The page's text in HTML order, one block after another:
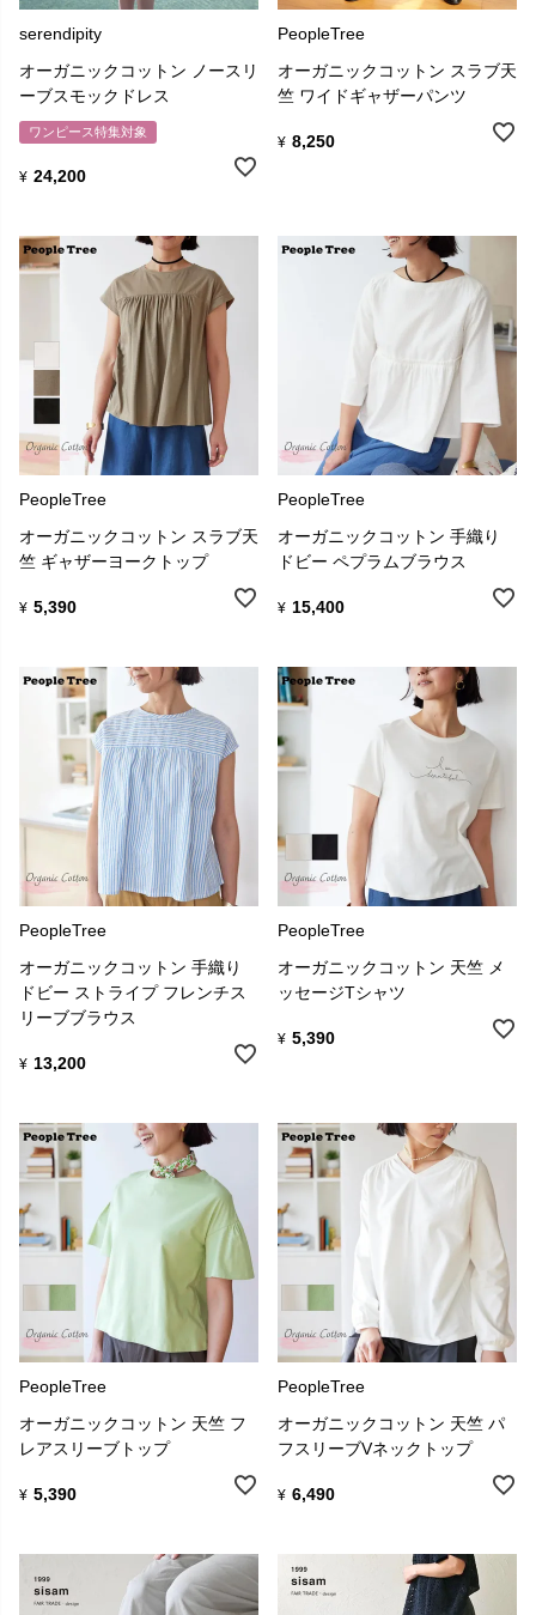
serendipity
オーガニックコットン ノースリ
ーブスモックドレス
ワンピース特集対象
¥ 24,200
PeopleTree
オーガニックコットン スラブ天
竺 ワイドギャザーパンツ
¥ 8,250
PeopleTree
オーガニックコットン スラブ天
竺 ギャザーヨークトップ
¥ 5,390
PeopleTree
オーガニックコットン 手織り
ドビー ペプラムブラウス
¥ 15,400
PeopleTree
オーガニックコットン 手織り
ドビー ストライプ フレンチス
リーブブラウス
¥ 13,200
PeopleTree
オーガニックコットン 天竺 メ
ッセージTシャツ
¥ 5,390
PeopleTree
オーガニックコットン 天竺 フ
レアスリーブトップ
¥ 5,390
PeopleTree
オーガニックコットン 天竺 パ
フスリーブVネックトップ
¥ 6,490